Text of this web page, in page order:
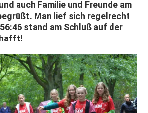
auch Familie und Freunde am
Man lief sich regelrecht
stand am Schluß auf der